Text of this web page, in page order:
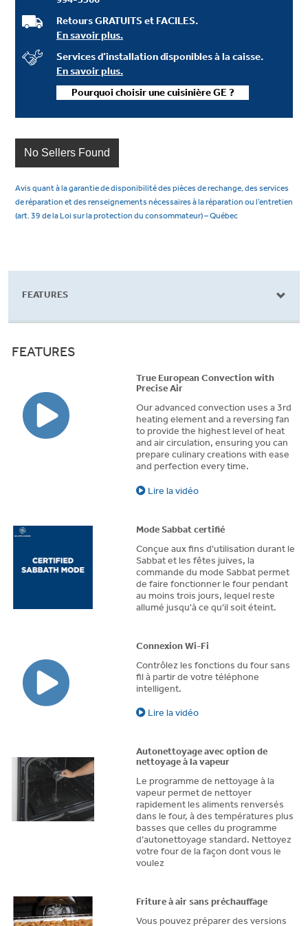
Retours GRATUITS et FACILES.
En savoir plus.
Services d’installation disponibles à la caisse.
En savoir plus.
Pourquoi choisir une cuisinière GE ?
No Sellers Found
Avis quant à la garantie de disponibilité des pièces de rechange, des services
de réparation et des renseignements nécessaires à la réparation ou l’entretien
(art. 39 de la Loi sur la protection du consommateur) – Québec
FEATURES
FEATURES
True European Convection with
Precise Air
Our advanced convection uses a 3rd
heating element and a reversing fan
to provide the highest level of heat
and air circulation, ensuring you can
prepare culinary creations with ease
and perfection every time.
Lire la vidéo
Mode Sabbat certifié
Conçue aux fins d'utilisation durant le
Sabbat et les fêtes juives, la
commande du mode Sabbat permet
de faire fonctionner le four pendant
au moins trois jours, lequel reste
allumé jusqu'à ce qu'il soit éteint.
Connexion Wi-Fi
Contrôlez les fonctions du four sans
fil à partir de votre téléphone
intelligent.
Lire la vidéo
Autonettoyage avec option de
nettoyage à la vapeur
Le programme de nettoyage à la
vapeur permet de nettoyer
rapidement les aliments renversés
dans le four, à des températures plus
basses que celles du programme
d’autonettoyage standard. Nettoyez
votre four de la façon dont vous le
voulez
Friture à air sans préchauffage
Vous pouvez préparer des versions